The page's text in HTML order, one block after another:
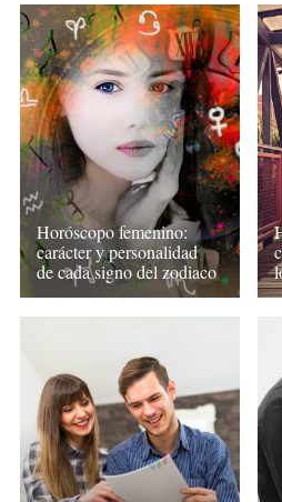
Horóscopo femenino:
carácter y personalidad
de cada signo del zodiaco